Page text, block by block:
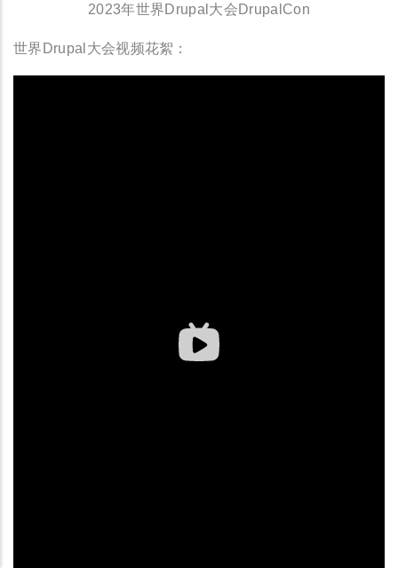
2023年世界Drupal大会DrupalCon
世界Drupal大会视频花絮：